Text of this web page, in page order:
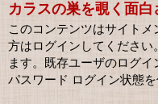
カラスの巣を覗く面白
このコンテンツはサイト
方はログインしてください
ます。既存ユーザのログ
パスワード ログイン状態